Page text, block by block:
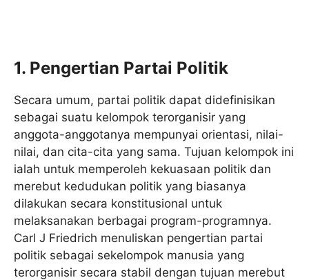
1. Pengertian Partai Politik
Secara umum, partai politik dapat didefinisikan
sebagai suatu kelompok terorganisir yang
anggota-anggotanya mempunyai orientasi, nilai-
nilai, dan cita-cita yang sama. Tujuan kelompok ini
ialah untuk memperoleh kekuasaan politik dan
merebut kedudukan politik yang biasanya
dilakukan secara konstitusional untuk
melaksanakan berbagai program-programnya.
Carl J Friedrich menuliskan pengertian partai
politik sebagai sekelompok manusia yang
terorganisir secara stabil dengan tujuan merebut